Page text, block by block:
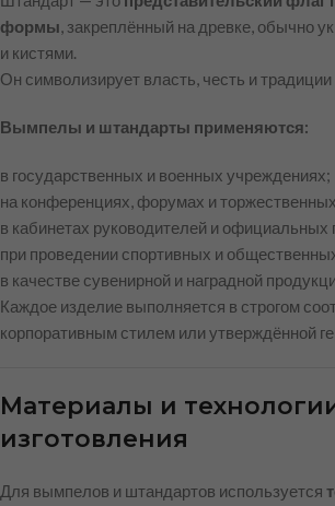
формы, закреплённый на древке, обычно
и кистями.
Он символизирует власть, честь и традиции
Вымпелы и штандарты применяются:
в государственных и военных учреждениях;
на конференциях, форумах и
в кабинетах руководителей и
при проведении спортивных и
в качестве сувенирной и наградной
Каждое изделие выполняется в строгом
корпоративным стилем или утверждённой
Материалы и
изготовления
Для вымпелов и штандартов используется